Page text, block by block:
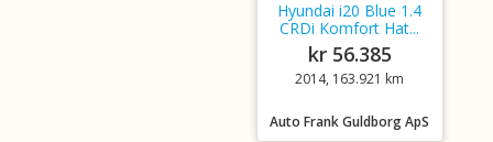
Hyundai i20 Blue 1.4
CRDi Komfort Hat...
kr 56.385
2014, 163.921 km
Auto Frank Guldborg ApS